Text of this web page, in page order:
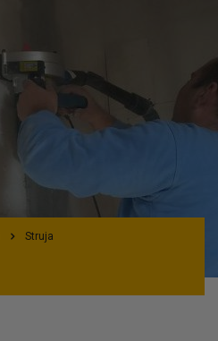
Struja